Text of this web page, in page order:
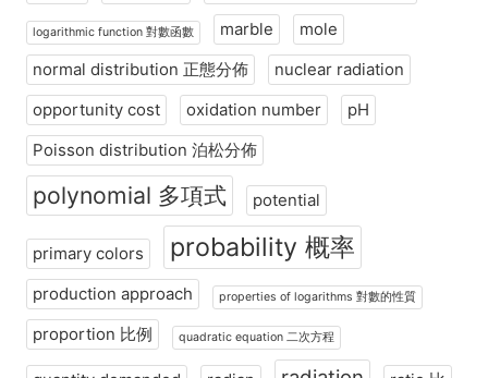
logarithmic function 對數函數 marble
mole
normal distribution 正態分佈
nuclear radiation
opportunity cost
oxidation number
pH
Poisson distribution 泊松分佈
polynomial 多項式 potential
primary colors probability 概率
production approach properties of logarithms 對數的性質
proportion 比例 quadratic equation 二次方程